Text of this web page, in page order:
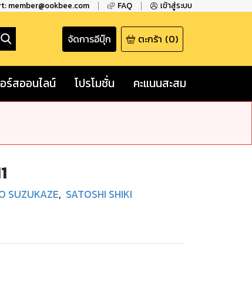
member@ookbee.com FAQ เข้าสู่ระบบ
จัดการอีบุ๊ก ตะกร้า (0)
ร์สออนไลน์ โปรโมชั่น คะแนนสะสม
SUZUKAZE, SATOSHI SHIKI